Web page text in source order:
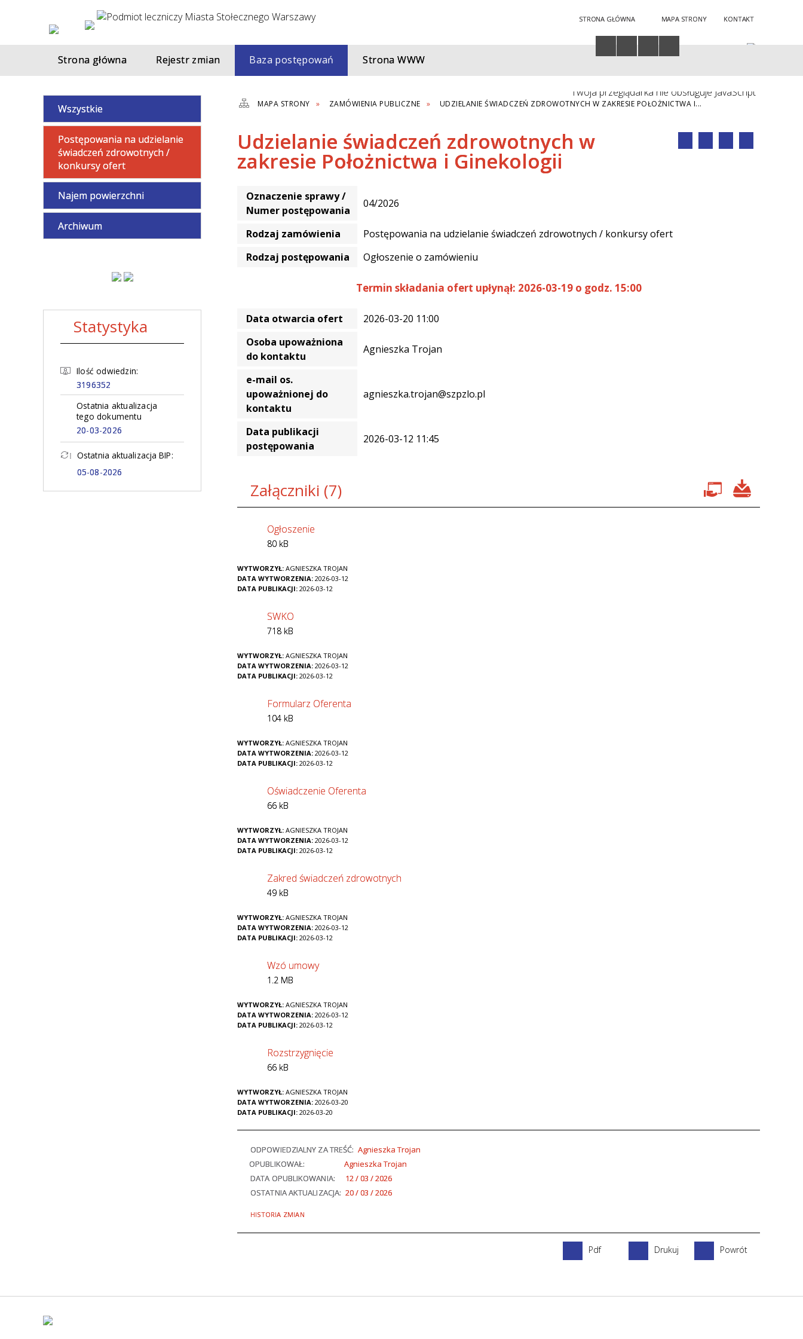
STRONA GŁÓWNA MAPA STRONY KONTAKT
Twoja przeglądarka nie obsługuje JavaScript
Strona główna Rejestr zmian Baza postępowań Strona WWW
Wszystkie
Postępowania na udzielanie
świadczeń zdrowotnych /
konkursy ofert
Najem powierzchni
Archiwum
Statystyka
Ilość odwiedzin:
3196352
Ostatnia aktualizacja
tego dokumentu
20-03-2026
Ostatnia aktualizacja BIP:
05-08-2026
MAPA STRONY ZAMÓWIENIA PUBLICZNE UDZIELANIE ŚWIADCZEŃ ZDROWOTNYCH W ZAKRESIE POŁOŻNICTWA I...
Udzielanie świadczeń zdrowotnych w
zakresie Położnictwa i Ginekologii
Oznaczenie sprawy /
Numer postępowania
04/2026
Rodzaj zamówienia
Postępowania na udzielanie świadczeń zdrowotnych / konkursy ofert
Rodzaj postępowania
Ogłoszenie o zamówieniu
Termin składania ofert upłynął: 2026-03-19 o godz. 15:00
Data otwarcia ofert
2026-03-20 11:00
Osoba upoważniona
do kontaktu
Agnieszka Trojan
e-mail os.
upoważnionej do
kontaktu
agnieszka.trojan@szpzlo.pl
Data publikacji
postępowania
2026-03-12 11:45
Załączniki (7)
Ogłoszenie
80 kB
WYTWORZYŁ: AGNIESZKA TROJAN
DATA WYTWORZENIA: 2026-03-12
DATA PUBLIKACJI: 2026-03-12
SWKO
718 kB
WYTWORZYŁ: AGNIESZKA TROJAN
DATA WYTWORZENIA: 2026-03-12
DATA PUBLIKACJI: 2026-03-12
Formularz Oferenta
104 kB
WYTWORZYŁ: AGNIESZKA TROJAN
DATA WYTWORZENIA: 2026-03-12
DATA PUBLIKACJI: 2026-03-12
Oświadczenie Oferenta
66 kB
WYTWORZYŁ: AGNIESZKA TROJAN
DATA WYTWORZENIA: 2026-03-12
DATA PUBLIKACJI: 2026-03-12
Zakred świadczeń zdrowotnych
49 kB
WYTWORZYŁ: AGNIESZKA TROJAN
DATA WYTWORZENIA: 2026-03-12
DATA PUBLIKACJI: 2026-03-12
Wzó umowy
1.2 MB
WYTWORZYŁ: AGNIESZKA TROJAN
DATA WYTWORZENIA: 2026-03-12
DATA PUBLIKACJI: 2026-03-12
Rozstrzygnięcie
66 kB
WYTWORZYŁ: AGNIESZKA TROJAN
DATA WYTWORZENIA: 2026-03-20
DATA PUBLIKACJI: 2026-03-20
ODPOWIEDZIALNY ZA TREŚĆ: Agnieszka Trojan
OPUBLIKOWAŁ:
Agnieszka Trojan
DATA OPUBLIKOWANIA:
12 / 03 / 2026
OSTATNIA AKTUALIZACJA: 20 / 03 / 2026
HISTORIA ZMIAN
Pdf Drukuj Powrót